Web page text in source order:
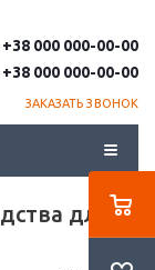
+38 000 000-00-00
+38 000 000-00-00
ЗАКАЗАТЬ ЗВОНОК
для